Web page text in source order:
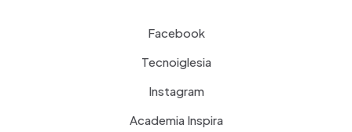
Facebook
Tecnoiglesia
Instagram
Academia Inspira